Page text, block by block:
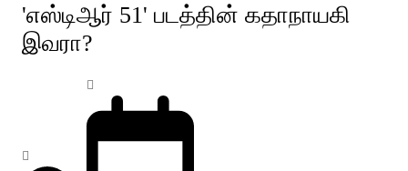
'எஸ்டிஆர் 51' படத்தின் கதாநாயகி
இவரா?